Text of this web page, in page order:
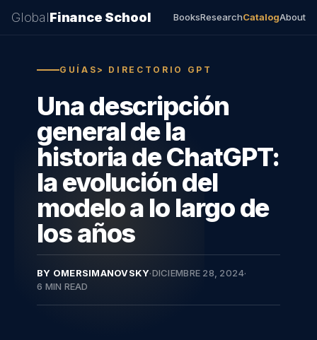
GlobalFinance School BooksResearchCatalogAbout
GUÍAS> DIRECTORIO GPT
Una descripción
general de la
historia de ChatGPT:
la evolución del
modelo a lo largo de
los años
BY OMERSIMANOVSKY·DICIEMBRE 28, 2024·
6 MIN READ